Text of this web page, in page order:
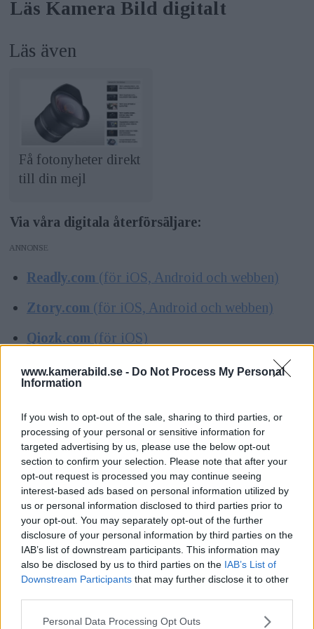
www.kamerabild.se - Do Not Process My Personal
Information
If you wish to opt-out of the sale, sharing to third parties, or
processing of your personal or sensitive information for
targeted advertising by us, please use the below opt-out
section to confirm your selection. Please note that after your
opt-out request is processed you may continue seeing
interest-based ads based on personal information utilized by
us or personal information disclosed to third parties prior to
your opt-out. You may separately opt-out of the further
disclosure of your personal information by third parties on the
IAB’s list of downstream participants. This information may
also be disclosed by us to third parties on the IAB’s List of
Downstream Participants that may further disclose it to other
Please note that this website/app uses one or more Google
Personal Data Processing Opt Outs
Läs Kamera Bild digitalt
Läs även
Få fotonyheter direkt
till din mejl
Via våra digitala återförsäljare:
ANNONS
Readly.com (för iOS, Android och webben)
Ztory.com (för iOS, Android och webben)
Qiozk.com (för iOS)
I vår egen app:
För Iphone:Läs mer i Appstore
För Android:Läs mer i Google Play
KAMERA OCH BILD
NYHETER
NYTT NUMMER
MAGASINET